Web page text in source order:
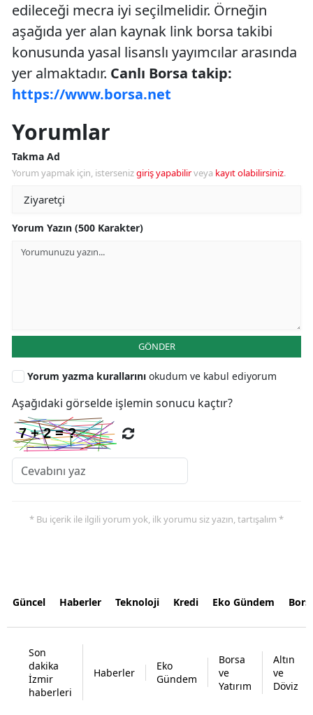
edileceği mecra iyi seçilmelidir. Örneğin
aşağıda yer alan kaynak link borsa takibi
konusunda yasal lisanslı yayımcılar arasında
yer almaktadır. Canlı Borsa takip:
https://www.borsa.net
Yorumlar
Takma Ad
Yorum yapmak için, istersenizgiriş yapabilirveya kayıt olabilirsiniz.
Yorum Yazın (500 Karakter)
GÖNDER
Yorum yazma kurallarını okudum ve kabul ediyorum
Aşağıdaki görselde işlemin sonucu kaçtır?
* Bu içerik ile ilgili yorum yok, ilk yorumu siz yazın, tartışalım *
Güncel Haberler Teknoloji Kredi Eko Gündem
Son
dakika
İzmir
haberleri
Haberler
Eko
Gündem
Borsa
ve
Yatırım
Altın
ve
Döviz